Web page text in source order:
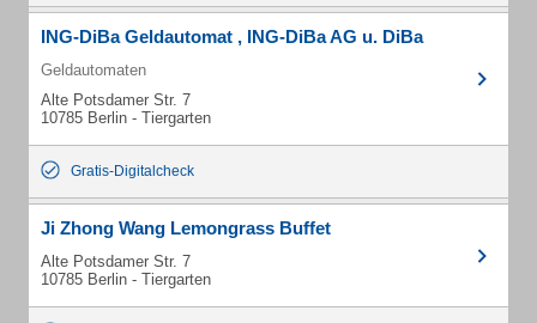
ING-DiBa Geldautomat , ING-DiBa AG u. DiBa
Geldautomaten
Alte Potsdamer Str. 7
10785 Berlin - Tiergarten
Gratis-Digitalcheck
Ji Zhong Wang Lemongrass Buffet
Alte Potsdamer Str. 7
10785 Berlin - Tiergarten